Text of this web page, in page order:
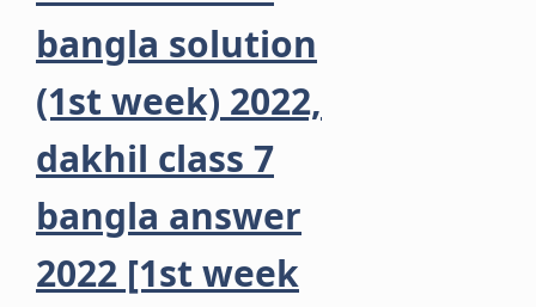
bangla solution
(1st week) 2022,
dakhil class 7
bangla answer
2022 [1st week